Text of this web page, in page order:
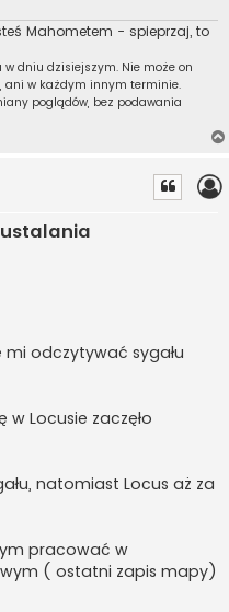
Mahometem - spieprzaj, to
dniu dzisiejszym. Nie może on
ani w każdym innym terminie.
poglądów, bez podawania
mi odczytywać sygału
Locusie zaczęło
natomiast Locus aż za
pracować w
( ostatni zapis mapy)